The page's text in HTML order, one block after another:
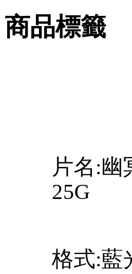
商品標籤
片名:幽
25G
格式:藍